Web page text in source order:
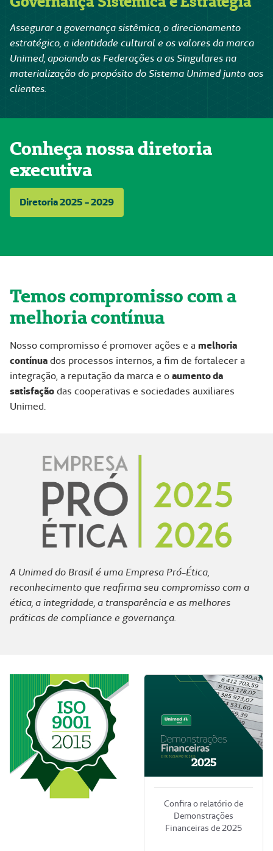
Assegurar a governança sistêmica, o direcionamento
estratégico, a identidade cultural e os valores da marca
Unimed, apoiando as Federações a as Singulares na
materialização do propósito do Sistema Unimed junto aos
clientes.
Conheça nossa diretoria
executiva
Diretoria 2025 - 2029
Temos compromisso com a
melhoria contínua
Nosso compromisso é promover ações e a melhoria
contínuados processos internos, a fim de fortalecer a
integração, a reputação da marca e oaumento da
satisfaçãodas cooperativas e sociedades auxiliares
Unimed.
A Unimed do Brasil é uma Empresa Pró-Ética,
reconhecimento que reafirma seu compromisso com a
ética, a integridade, a transparência e as melhores
práticas de compliance e governança.
2025
Confira o relatório de
Demonstrações
Financeiras de 2025